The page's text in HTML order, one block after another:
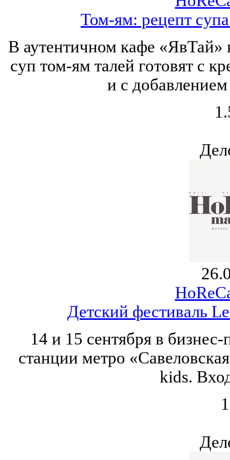
Том-ям: рецепт
В аутентичном кафе «ЯвТай»
суп том-ям талей готовят с
и с
Детский фестиваль
14 и 15 сентября в
станции метро
kids.